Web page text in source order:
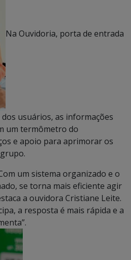
Na Ouvidoria, porta de entrada
usuários, as informações
um termômetro do
e apoio para aprimorar os
um sistema organizado e o
se torna mais eficiente agir
a ouvidora Cristiane Leite.
a resposta é mais rápida e a